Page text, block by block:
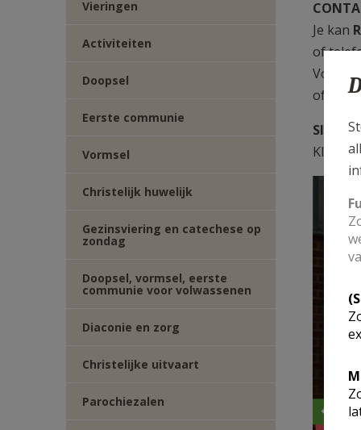
Vieringen
Activiteiten
Doopsel
Eerste communie
Vormsel
Christelijk huwelijk
Gezinsviering en catechese op
zondag
Doopsel, vormsel, eerste
communie voor volwassenen
Diaconie en zorg
Christelijke uitvaart
Parochiezalen
Je kan
of
Voor de
of
SINT-
Kleine